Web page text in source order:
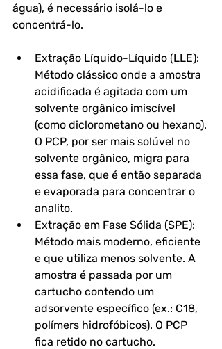
água), é necessário isolá-lo e
concentrá-lo.
Extração Líquido-Líquido (LLE):
Método clássico onde a amostra
acidificada é agitada com um
solvente orgânico imiscível
(como diclorometano ou hexano).
O PCP, por ser mais solúvel no
solvente orgânico, migra para
essa fase, que é então separada
e evaporada para concentrar o
analito.
Extração em Fase Sólida (SPE):
Método mais moderno, eficiente
e que utiliza menos solvente. A
amostra é passada por um
cartucho contendo um
adsorvente específico (ex.: C18,
polímers hidrofóbicos). O PCP
fica retido no cartucho.